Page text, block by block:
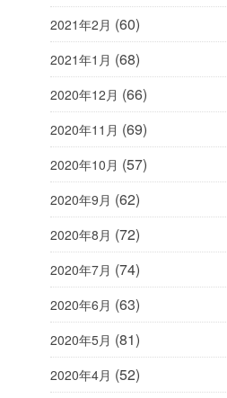
2021年2月 (60)
2021年1月 (68)
2020年12月 (66)
2020年11月 (69)
2020年10月 (57)
2020年9月 (62)
2020年8月 (72)
2020年7月 (74)
2020年6月 (63)
2020年5月 (81)
2020年4月 (52)